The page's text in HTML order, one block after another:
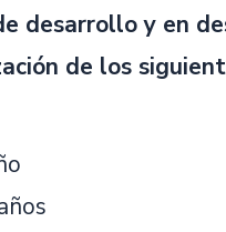
desarrollo y en
de los